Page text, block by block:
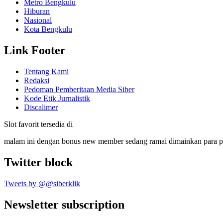
Metro Bengkulu
Hiburan
Nasional
Kota Bengkulu
Link Footer
Tentang Kami
Redaksi
Pedoman Pemberitaan Media Siber
Kode Etik Jurnalistik
Discalimer
Slot favorit tersedia di
malam ini dengan bonus new member sedang ramai dimainkan para
Twitter block
Tweets by @@siberklik
Newsletter subscription